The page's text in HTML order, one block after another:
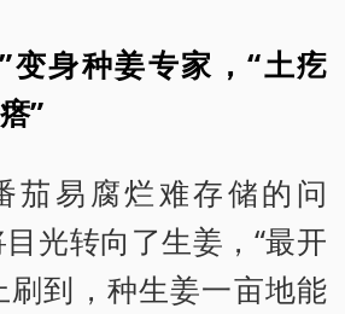
变身种姜专家，“土疙
”
茄易腐烂难存储的问
光转向了生姜，“最开
刷到，种生姜一亩地能